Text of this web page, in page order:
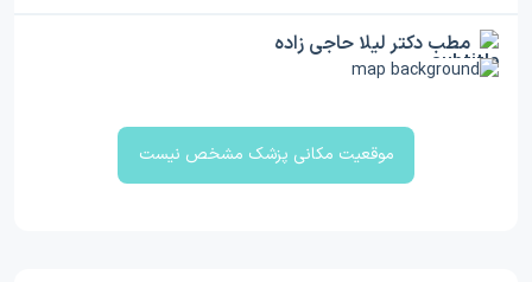
مطب دکتر لیلا حاجی زاده
موقعیت مکانی پزشک مشخص نیست